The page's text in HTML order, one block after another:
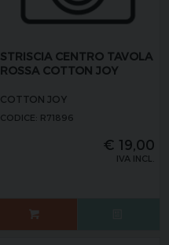
STRISCIA CENTRO TAVOLA
ROSSA COTTON JOY
COTTON JOY
CODICE: R71896
€ 19,00
IVA INCL.